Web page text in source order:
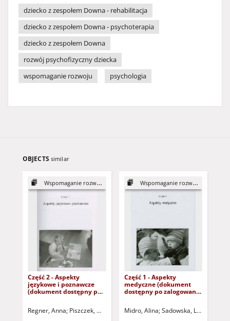
dziecko z zespołem Downa - rehabilitacja
dziecko z zespołem Downa - psychoterapia
dziecko z zespołem Downa
rozwój psychofizyczny dziecka
wspomaganie rozwoju
psychologia
OBJECTS similar
Wspomaganie rozwoju...
Część 2 - Aspekty
językowe i poznawcze
(dokument dostępny po
Regner, Anna Piszczek, Maria Kaczmarek, Bogusława Beata
Wspomaganie rozwoju...
Część 1 - Aspekty
medyczne (dokument
dostępny po zalogowaniu
Midro, Alina Sadowska, Ludwika